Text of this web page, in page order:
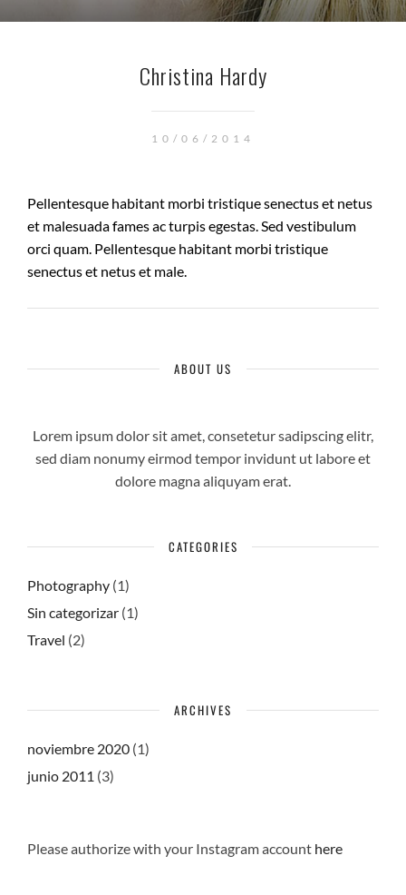
Christina Hardy
10/06/2014
Pellentesque habitant morbi tristique senectus et netus
et malesuada fames ac turpis egestas. Sed vestibulum
orci quam. Pellentesque habitant morbi tristique
senectus et netus et male.
ABOUT US
Lorem ipsum dolor sit amet, consetetur sadipscing elitr,
sed diam nonumy eirmod tempor invidunt ut labore et
dolore magna aliquyam erat.
CATEGORIES
Photography (1)
Sin categorizar (1)
Travel (2)
ARCHIVES
noviembre 2020 (1)
junio 2011 (3)
Please authorize with your Instagram account here